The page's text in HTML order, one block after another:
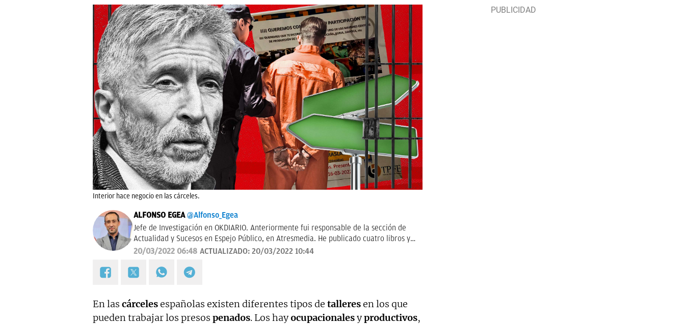
Interior hace negocio en las cárceles.
ALFONSO EGEA @Alfonso_Egea
Jefe de Investigación en OKDIARIO. Anteriormente fui responsable de la sección de
Actualidad y Sucesos en Espejo Público, en Atresmedia. He publicado cuatro libros y
actualmente colaboro en programas de televisión en Mediaset y en Telemadrid.
al mérito de la Guardia Civil.
20/03/2022 06:48 ACTUALIZADO: 20/03/2022 10:44
En las cárcelesespañolas existen diferentes tipos de talleresen los que
pueden trabajar los presos penados. Los hayocupacionalesyproductivos,